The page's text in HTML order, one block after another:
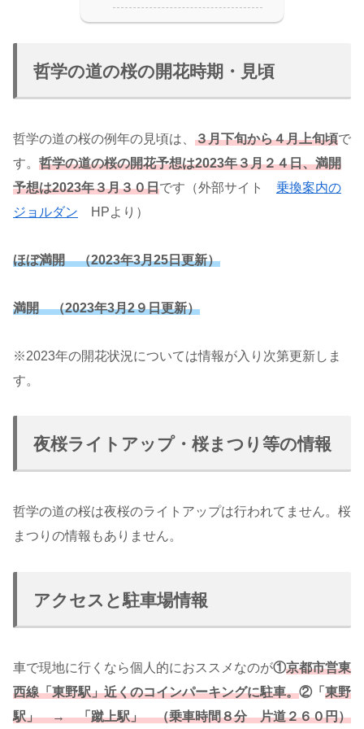
哲学の道の桜の開花時期・見頃
哲学の道の桜の例年の見頃は、 ３月下旬から４月上旬頃で
す。 哲学の道の桜の開花予想は2023年３月２４日、満開
予想は2023年３月３０日です（外部サイト 乗換案内の
ジョルダン HPより）
ほぼ満開 （2023年3月25日更新）
満開 （2023年3月2９日更新）
※2023年の開花状況については情報が入り次第更新しま
す。
夜桜ライトアップ・桜まつり等の情報
哲学の道の桜は夜桜のライトアップは行われてません。桜
まつりの情報もありません。
アクセスと駐車場情報
車で現地に行くなら個人的におススメなのが①京都市営東
西線「東野駅」近くのコインパーキングに駐車。②「 東野
駅」 → 「蹴上駅」 （乗車時間８分 片道２６０円）